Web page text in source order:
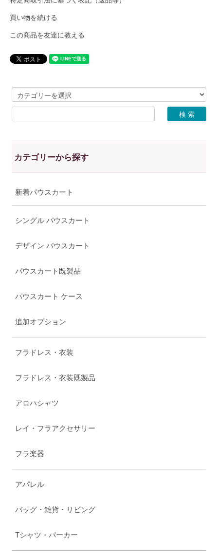
買い物を続ける
この商品を友達に教える
カテゴリーから探す
新着パウスカート
シングル パウスカート
デザイン パウスカート
パウスカート既製品
パウスカート ケース
追加オプション
フラドレス・衣装
フラドレス・衣装既製品
アロハシャツ
レイ・フラアクセサリー
フラ楽器
アパレル
バッグ・雑貨・リビング
Tシャツ・パーカー